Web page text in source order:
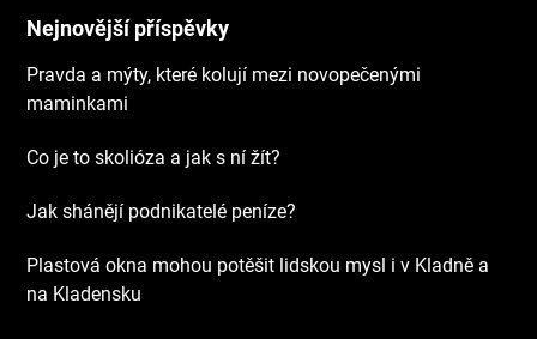
Nejnovější příspěvky
Pravda a mýty, které kolují mezi novopečenými
maminkami
Co je to skolióza a jak s ní žít?
Jak shánějí podnikatelé peníze?
Plastová okna mohou potěšit lidskou mysl i v Kladně a
na Kladensku